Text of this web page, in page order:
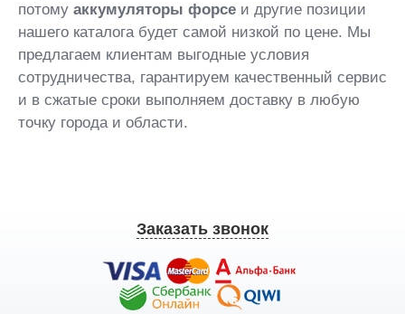
потому аккумуляторы форсе и другие позиции
нашего каталога будет самой низкой по цене. Мы
предлагаем клиентам выгодные условия
сотрудничества, гарантируем качественный сервис
и в сжатые сроки выполняем доставку в любую
точку города и области.
Заказать звонок